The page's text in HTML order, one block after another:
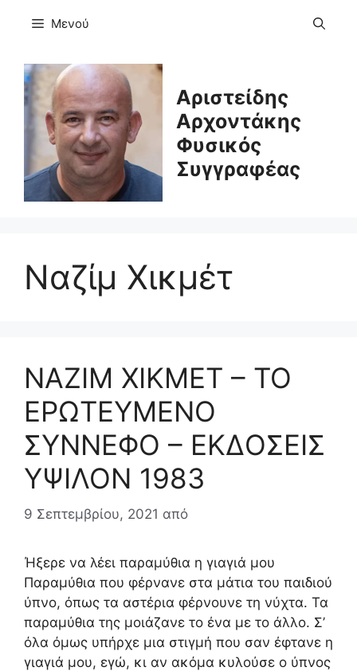
Μενού
Αριστείδης
Αρχοντάκης
Φυσικός
Συγγραφέας
Ναζίμ Χικμέτ
ΝΑΖΙΜ ΧΙΚΜΕΤ – ΤΟ
ΕΡΩΤΕΥΜΕΝΟ
ΣΥΝΝΕΦΟ – ΕΚΔΟΣΕΙΣ
ΥΨΙΛΟΝ 1983
9 Σεπτεμβρίου, 2021 από
Ήξερε να λέει παραμύθια η γιαγιά μου
Παραμύθια που φέρνανε στα μάτια του παιδιού
ύπνο, όπως τα αστέρια φέρνουνε τη νύχτα. Τα
παραμύθια της μοιάζανε το ένα με το άλλο. Σ’
όλα όμως υπήρχε μια στιγμή που σαν έφτανε η
γιαγιά μου, εγώ, κι αν ακόμα κυλούσε ο ύπνος